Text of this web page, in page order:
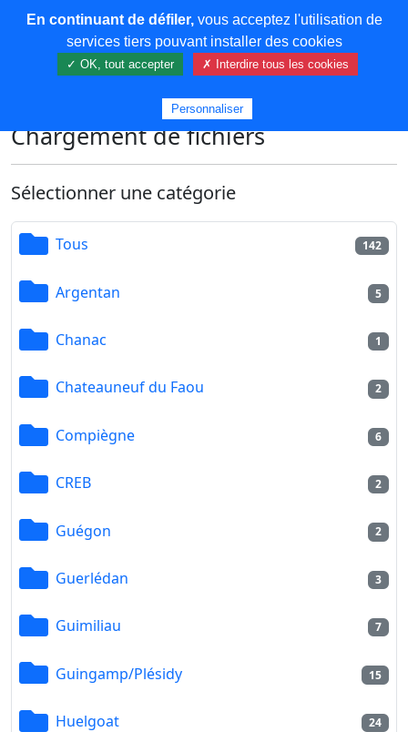
COREMA
Chargement de fichiers
Sélectionner une catégorie
Tous 142
Argentan 5
Chanac 1
Chateauneuf du Faou 2
Compiègne 6
CREB 2
Guégon 2
Guerlédan 3
Guimiliau 7
Guingamp/Plésidy 15
Huelgoat 24
En continuant de défiler,vous acceptez l'utilisation de
services tiers pouvant installer des cookies
✓ OK, tout accepter ✗ Interdire tous les cookies
Personnaliser